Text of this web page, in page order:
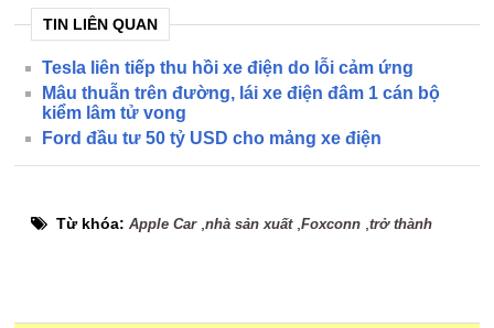
TIN LIÊN QUAN
Tesla liên tiếp thu hồi xe điện do lỗi cảm ứng
Mâu thuẫn trên đường, lái xe điện đâm 1 cán bộ
kiểm lâm tử vong
Ford đầu tư 50 tỷ USD cho mảng xe điện
Từ khóa:Apple Car,nhà sản xuất,Foxconn ,trở thành